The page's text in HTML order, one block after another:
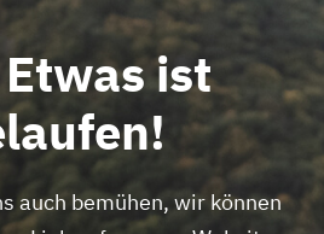
ist
auch bemühen, wir können